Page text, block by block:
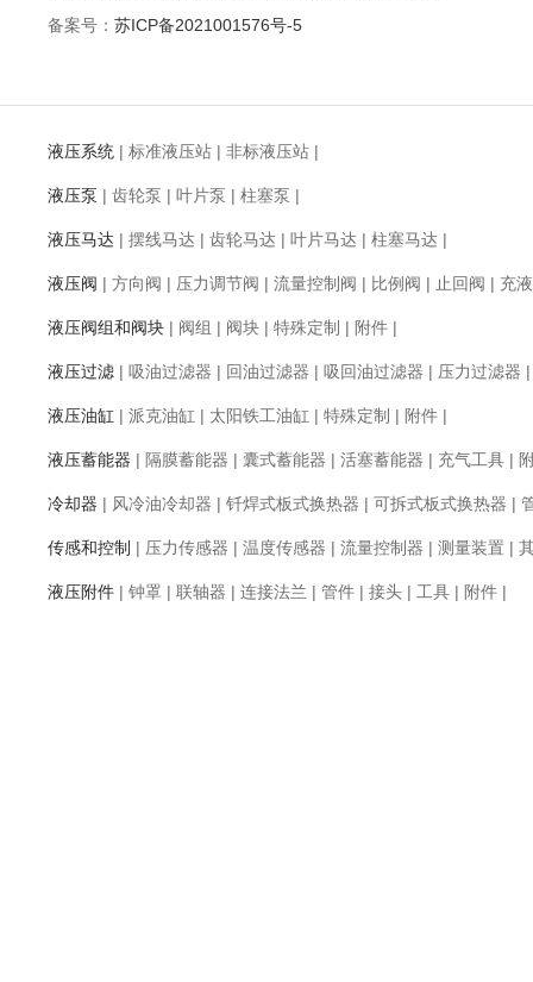
备案号： 苏ICP备2021001576号-5
液压系统 | 标准液压站 | 非标液压站 |
液压泵 | 齿轮泵 | 叶片泵 | 柱塞泵 |
液压马达 | 摆线马达 | 齿轮马达 | 叶片马达 | 柱塞马达 |
液压阀 | 方向阀 | 压力调节阀 | 流量控制阀 | 比例阀 | 止回阀 | 充
液压阀组和阀块 | 阀组 | 阀块 | 特殊定制 | 附件 |
液压过滤 | 吸油过滤器 | 回油过滤器 | 吸回油过滤器 | 压力过滤器
液压油缸 | 派克油缸 | 太阳铁工油缸 | 特殊定制 | 附件 |
液压蓄能器 | 隔膜蓄能器 | 囊式蓄能器 | 活塞蓄能器 | 充气工具 |
冷却器 | 风冷油冷却器 | 钎焊式板式换热器 | 可拆式板式换热器 |
传感和控制 | 压力传感器 | 温度传感器 | 流量控制器 | 测量装置 |
液压附件 | 钟罩 | 联轴器 | 连接法兰 | 管件 | 接头 | 工具 | 附件 |